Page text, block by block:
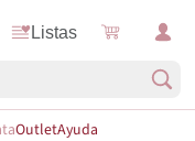
Listas
OutletAyuda